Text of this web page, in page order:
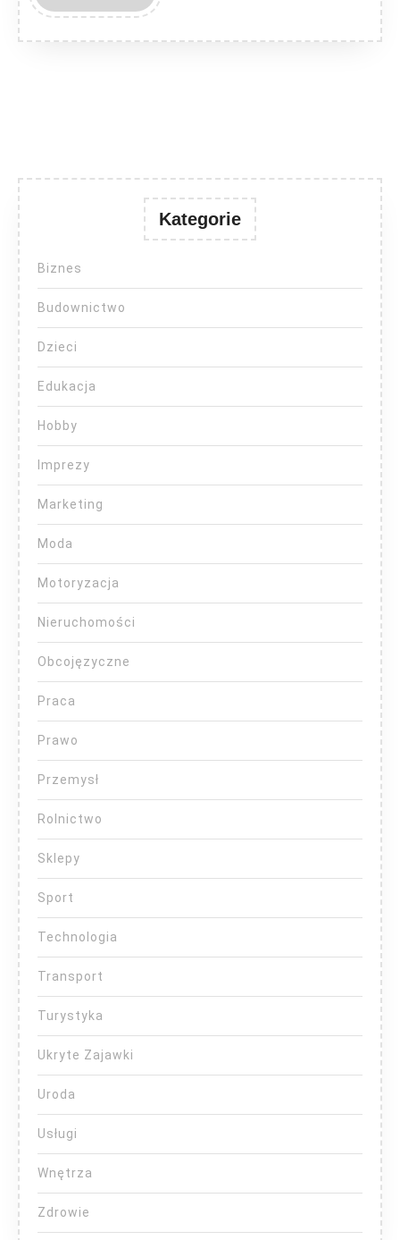
MORE
Kategorie
Biznes
Budownictwo
Dzieci
Edukacja
Hobby
Imprezy
Marketing
Moda
Motoryzacja
Nieruchomości
Obcojęzyczne
Praca
Prawo
Przemysł
Rolnictwo
Sklepy
Sport
Technologia
Transport
Turystyka
Ukryte Zajawki
Uroda
Usługi
Wnętrza
Zdrowie